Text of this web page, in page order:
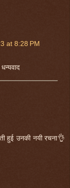
at 8:28 PM
हुई उनकी नयी रचना👌